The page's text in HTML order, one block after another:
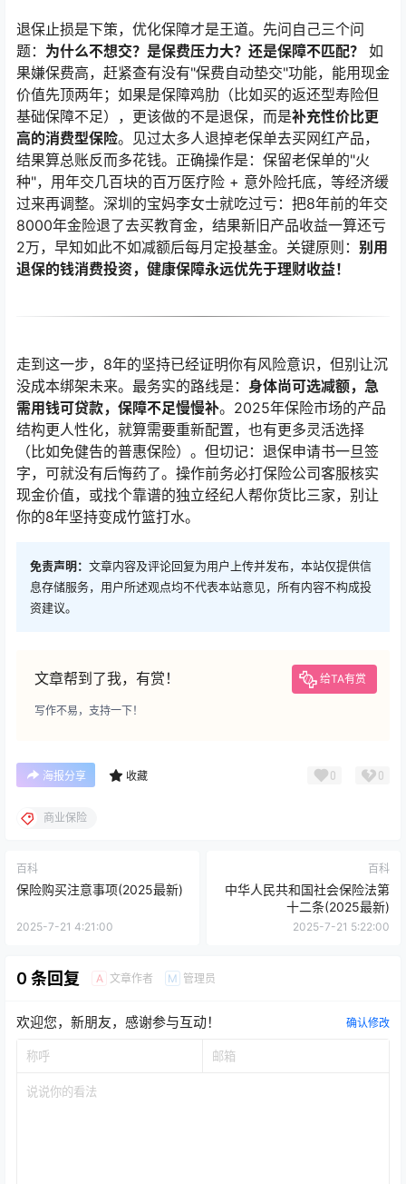
退保止损是下策，优化保障才是王道。先问自己三个问
题： 为什么不想交？是保费压力大？还是保障不匹配？
如
果嫌保费高，赶紧查有没有"保费自动垫交"功能，能用现金
价值先顶两年；如果是保障鸡肋（比如买的返还型寿险但
基础保障不足），更该做的不是退保，而是补充性价比更
高的消费型保险。见过太多人退掉老保单去买网红产品，
结果算总账反而多花钱。正确操作是：保留老保单的"火
种"，用年交几百块的百万医疗险 + 意外险托底，等经济缓
过来再调整。深圳的宝妈李女士就吃过亏：把8年前的年交
8000年金险退了去买教育金，结果新旧产品收益一算还亏
2万，早知如此不如减额后每月定投基金。关键原则： 别用
退保的钱消费投资，健康保障永远优先于理财收益！
走到这一步，8年的坚持已经证明你有风险意识，但别让沉
没成本绑架未来。最务实的路线是： 身体尚可选减额，急
需用钱可贷款，保障不足慢慢补。2025年保险市场的产品
结构更人性化，就算需要重新配置，也有更多灵活选择
（比如免健告的普惠保险）。但切记：退保申请书一旦签
字，可就没有后悔药了。操作前务必打保险公司客服核实
现金价值，或找个靠谱的独立经纪人帮你货比三家，别让
你的8年坚持变成竹篮打水。
免责声明： 文章内容及评论回复为用户上传并发布，本站仅提供信
息存储服务，用户所述观点均不代表本站意见，所有内容不构成投
资建议。
文章帮到了我，有赏！ 给TA有赏
写作不易，支持一下！
海报分享 收藏 0 0
商业保险
百科
保险购买注意事项(2025最新)
2025-7-21 4:21:00
百科
中华人民共和国社会保险法第
十二条(2025最新)
2025-7-21 5:22:00
0 条回复 A 文章作者 M 管理员
欢迎您，新朋友，感谢参与互动！ 确认修改